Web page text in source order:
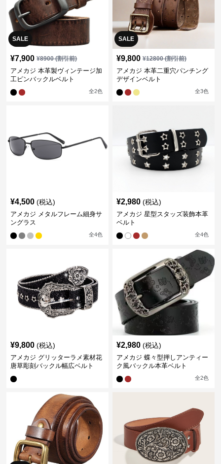
SALE
¥7,900 ¥8900(割引前)
アメカジ 本革製ヴィンテージ加
工ピンバックルベルト
全2色
SALE
¥9,800 ¥12800(割引前)
アメカジ 本革二重穴パンチング
デザインベルト
全3色
¥4,500 (税込)
アメカジ メタルフレーム細身サ
ングラス
全4色
¥2,980 (税込)
アメカジ 星型スタッズ装飾本革
ベルト
全4色
¥9,800 (税込)
アメカジ グリッターラメ素材花
唐草彫刻バックル幅広ベルト
¥2,980 (税込)
アメカジ 蝶々型押しアンティー
ク風バックル本革ベルト
全2色